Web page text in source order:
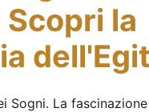
Scopri la
Sogni. La